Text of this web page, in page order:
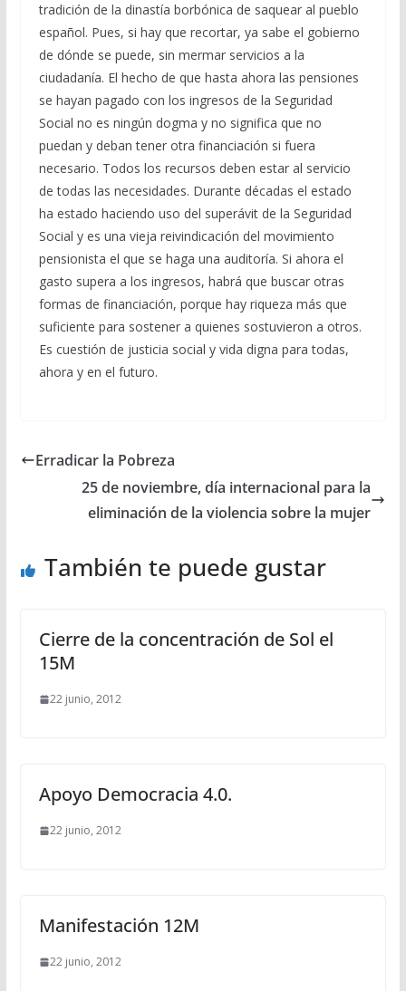
tradición de la dinastía borbónica de saquear al pueblo
español. Pues, si hay que recortar, ya sabe el gobierno
de dónde se puede, sin mermar servicios a la
ciudadanía. El hecho de que hasta ahora las pensiones
se hayan pagado con los ingresos de la Seguridad
Social no es ningún dogma y no significa que no
puedan y deban tener otra financiación si fuera
necesario. Todos los recursos deben estar al servicio
de todas las necesidades. Durante décadas el estado
ha estado haciendo uso del superávit de la Seguridad
Social y es una vieja reivindicación del movimiento
pensionista el que se haga una auditoría. Si ahora el
gasto supera a los ingresos, habrá que buscar otras
formas de financiación, porque hay riqueza más que
suficiente para sostener a quienes sostuvieron a otros.
Es cuestión de justicia social y vida digna para todas,
ahora y en el futuro.
Erradicar la Pobreza
25 de noviembre, día internacional para la
eliminación de la violencia sobre la mujer
También te puede gustar
Cierre de la concentración de Sol el
15M
22 junio, 2012
Apoyo Democracia 4.0.
22 junio, 2012
Manifestación 12M
22 junio, 2012